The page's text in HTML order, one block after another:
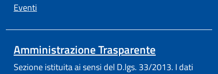
Eventi
Amministrazione Trasparente
Sezione istituita ai sensi del D.lgs. 33/2013. I dati